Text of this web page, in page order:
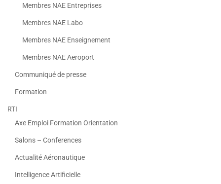
Membres NAE Entreprises
Membres NAE Labo
Membres NAE Enseignement
Membres NAE Aeroport
Communiqué de presse
Formation
RTI
Axe Emploi Formation Orientation
Salons – Conferences
Actualité Aéronautique
Intelligence Artificielle